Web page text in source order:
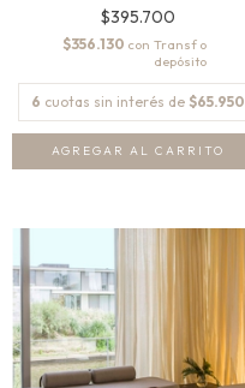
$395.700
$356.130 con
6 cuotas sin interés de $65.950